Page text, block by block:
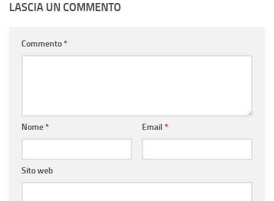
LASCIA UN COMMENTO
Commento*
Nome* Email *
Sito web